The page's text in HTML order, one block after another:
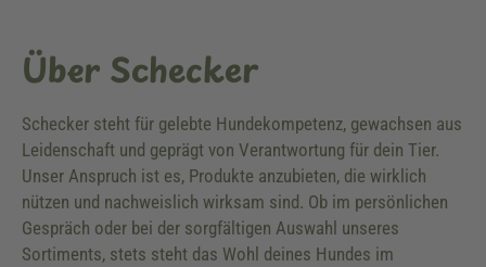
Über Schecker
Schecker steht für gelebte Hundekompetenz, gewachsen aus
Leidenschaft und geprägt von Verantwortung für dein Tier.
Unser Anspruch ist es, Produkte anzubieten, die wirklich
nützen und nachweislich wirksam sind. Ob im persönlichen
Gespräch oder bei der sorgfältigen Auswahl unseres
Sortiments, stets steht das Wohl deines Hundes im